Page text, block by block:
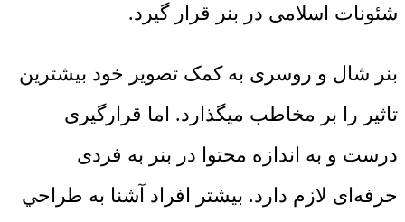
شئونات اسلامی در بنر قرار گیرد.
بنر شال و روسری به کمک تصویر خود بیشترین
تاثیر را بر مخاطب میگذارد. اما قرارگیری
درست و به اندازه محتوا در بنر به فردی
حرفه‌ای لازم دارد. بیشتر افراد آشنا به طراحي